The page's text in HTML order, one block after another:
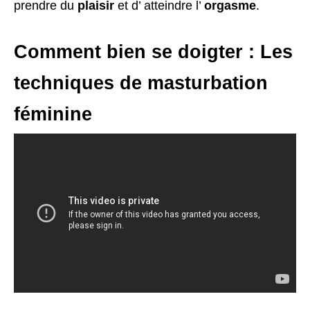
prendre du plaisir et d’ atteindre l’ orgasme.
Comment bien se doigter : Les
techniques de masturbation
féminine